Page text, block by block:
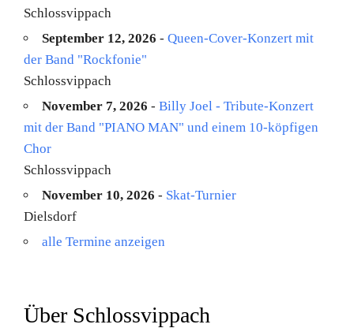
Schlossvippach
September 12, 2026 - Queen-Cover-Konzert mit
der Band "Rockfonie"
Schlossvippach
November 7, 2026 - Billy Joel - Tribute-Konzert
mit der Band "PIANO MAN" und einem 10-köpfigen
Chor
Schlossvippach
November 10, 2026 - Skat-Turnier
Dielsdorf
alle Termine anzeigen
Über Schlossvippach